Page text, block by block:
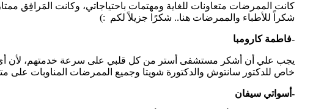
كانت الممرضات متعاونات للغاية ومهتمات باحتياجاتي، وكانت المَرافِق
شكراً للأطباء والممرضات هنا.. شكرًا جزيلاً لكم :)
-فاطمة كارومبا
يجب علي أن أشكر مستشفى أستر من كل قلبي على سرعة خدمتهم، لأن أي
خاص للدكتور سانتوش والدكتورة شويتا وجميع الممرضات المناوبات على
-أسواتي سيفان